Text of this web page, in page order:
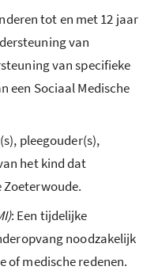
tot en met 12 jaar
van
van specifieke
een Sociaal Medische
pleegouder(s),
het kind dat
: Een tijdelijke
noodzakelijk
of medische redenen.